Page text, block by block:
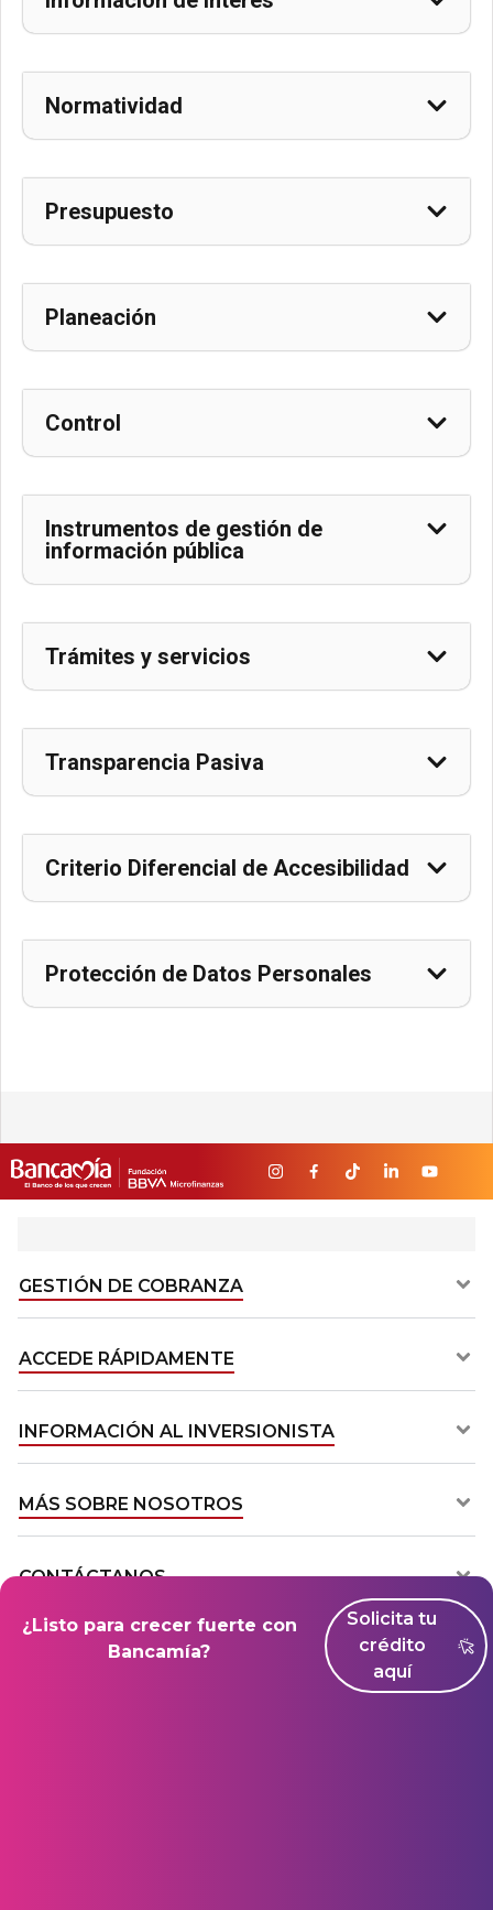
¿Listo para crecer fuerte con
Bancamía?
Solicita tu
crédito
aquí
Normatividad
Presupuesto
Planeación
Control
Instrumentos de gestión de
información pública
Trámites y servicios
Transparencia Pasiva
Criterio Diferencial de Accesibilidad
Protección de Datos Personales
GESTIÓN DE COBRANZA​
ACCEDE RÁPIDAMENTE​
INFORMACIÓN AL INVERSIONISTA​
MÁS SOBRE NOSOTROS​
CONTÁCTANOS​
Descarga la App Banca
móvil de Bancamía